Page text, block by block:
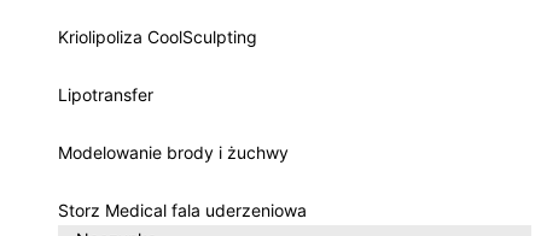
Kriolipoliza CoolSculpting
Lipotransfer
Modelowanie brody i żuchwy
Storz Medical fala uderzeniowa